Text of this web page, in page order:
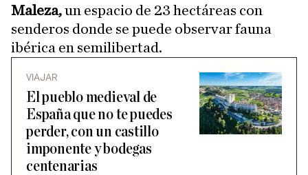
Maleza,un espacio de 23 hectáreas con
senderos donde se puede observar fauna
ibérica en semilibertad.
VIAJAR
El pueblo medieval de
España que no te puedes
perder, con un castillo
imponente y bodegas
centenarias